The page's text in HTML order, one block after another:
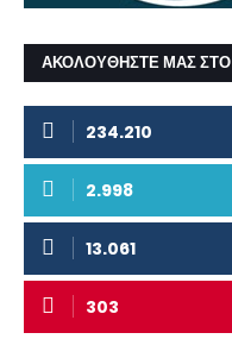
ΑΚΟΛΟΥΘΗΣΤΕ ΜΑΣ ΣΤΟ
234.210
2.998
13.061
303